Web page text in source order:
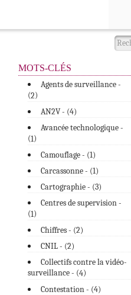
MOTS-CLÉS
Agents de surveillance -
(2)
AN2V - (4)
Avancée technologique -
(1)
Camouflage - (1)
Carcassonne - (1)
Cartographie - (3)
Centres de supervision -
(1)
Chiffres - (2)
CNIL - (2)
Collectifs contre la vidéo-
surveillance - (4)
Contestation - (4)